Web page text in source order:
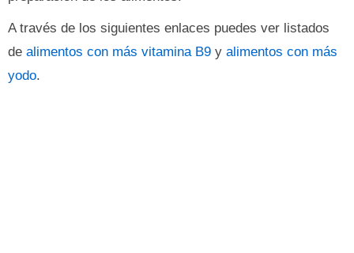
A través de los siguientes enlaces puedes ver listados
de alimentos con más vitamina B9 y alimentos con más
yodo.